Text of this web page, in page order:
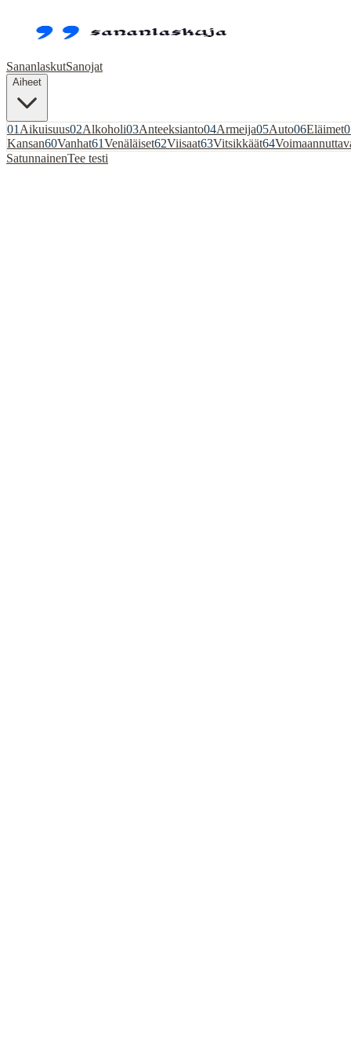
SananlaskutSanojat
Aiheet
01 Aikuisuus02Alkoholi03Anteeksianto04Armeija05Auto06Eläimet
Kansan60Vanhat61Venäläiset62Viisaat63Vitsikkäät64
SatunnainenTee testi